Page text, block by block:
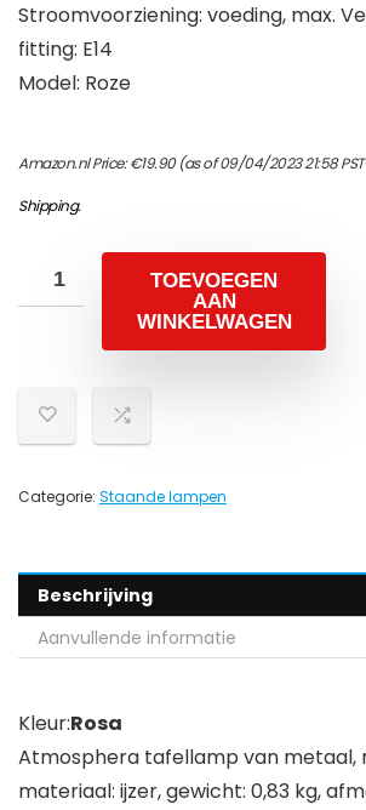
Stroomvoorziening: voeding, max.
fitting: E14
Model: Roze
Amazon.nl Price:€19.90(as of 09/04/2023 21:58
Shipping.
TOEVOEGEN
AAN
WINKELWAGEN
Categorie: Staande lampen
Beschrijving
Aanvullende informatie
Kleur:Rosa
Atmosphera tafellamp van metaal,
materiaal: ijzer, gewicht: 0,83 kg,